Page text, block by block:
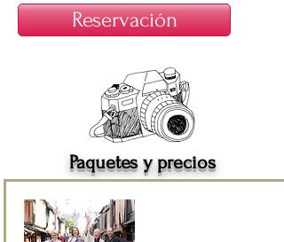
Reservación
Paquetes y precios